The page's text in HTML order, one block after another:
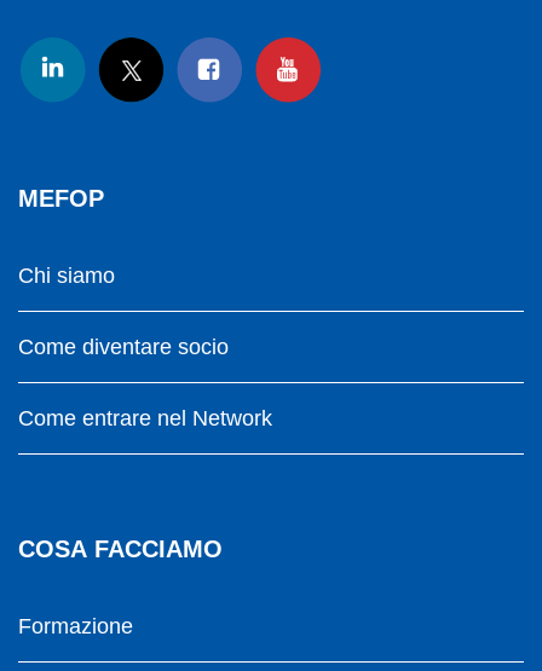
MEFOP
Chi siamo
Come diventare socio
Come entrare nel Network
COSA FACCIAMO
Formazione